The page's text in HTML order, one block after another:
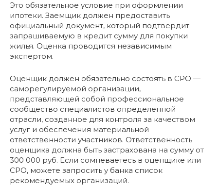
Это обязательное условие при оформлении
ипотеки. Заемщик должен предоставить
официальный документ, который подтвердит
запрашиваемую в кредит сумму для покупки
жилья. Оценка проводится независимым
экспертом.
Оценщик должен обязательно состоять в СРО —
саморегулируемой организации,
представляющей собой профессиональное
сообщество специалистов определенной
отрасли, созданное для контроля за качеством
услуг и обеспечения материальной
ответственности участников. Ответственность
оценщика должна быть застрахована на сумму от
300 000 руб. Если сомневаетесь в оценщике или
СРО, можете запросить у банка список
рекомендуемых организаций.